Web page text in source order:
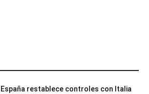
España restablece controles con Italia